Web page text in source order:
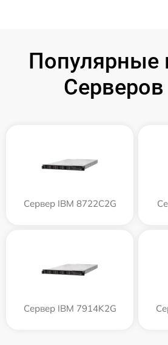
Популярные
Серверов
Сервер IBM 8722C2G
Сервер IBM 7914K2G